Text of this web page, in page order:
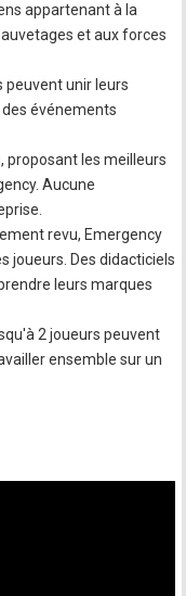
appartenant à la
et aux forces
peuvent unir leurs
événements
proposant les meilleurs
Aucune
revu, Emergency
joueurs. Des didacticiels
leurs marques
2 joueurs peuvent
ensemble sur un